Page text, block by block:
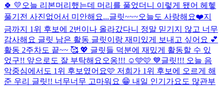
🍀 💛 오늘 리본머리했는데 머리를 풀었더니 이렇게 됐어 헤헿
풀기전 사진없어서 미안해요...글릿~~~오늘도 사랑해요❤️지
금까지 1위 후보에 2번이나 올라갔다니 정말 믿기지 않고 너무
감사해요 글릿 남은 활동 글릿이랑 재미있게 보내고 싶어요 💕
활동 2주차도 끝~~ 🥰 💖 글릿들 덕분에 재밌게 활동할 수 있
었구!! 앞으로도 잘 부탁해요오옹!!! ☺️🩵🩷 💙글릿!!! 오늘 음
악중심에서도 1위 후보였어요🩷 저희가 1위 후보에 오르게 해
준 우리 글릿!! 너무너무 고마워요 😁 내일 인기가요도 많관부